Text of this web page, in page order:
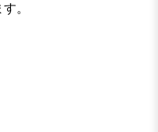
。